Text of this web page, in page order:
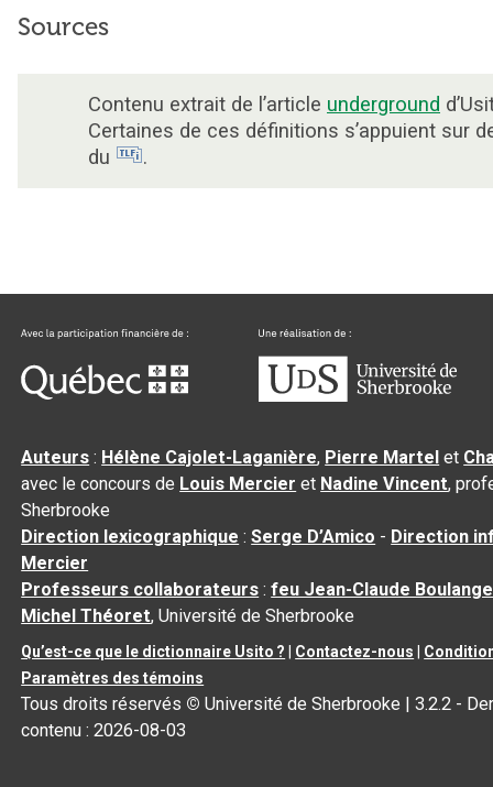
Sources
Contenu extrait de l’article underground
Certaines de ces définitions s’appuient sur
du
.
Auteurs : Hélène Cajolet-Laganière, Pierre Martel et
avec le concours de Louis Mercier et Nadine Vincent,
Sherbrooke
Direction lexicographique :Serge D’Amico - Direction
Mercier
Professeurs collaborateurs :feu Jean-Claude
Michel Théoret, Université de Sherbrooke
Qu’est-ce que le dictionnaire Usito ? Contactez-nous
Paramètres des témoins
Tous droits réservés © Université de Sherbrooke |3.2.2 -
contenu :2026-08-03